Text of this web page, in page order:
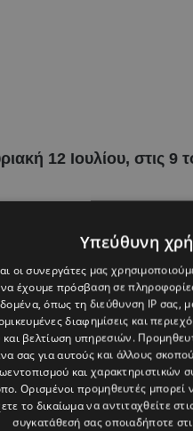
12 Ιουλίου, στις 9
Υπεύθυνη
οι συνεργάτες μας
να έχουμε πρόσβαση σε
όπως τη διεύθυνση IP σας,
διαφημίσεις και
και βελτίωση υπηρεσιών.
σας για αυτούς και άλλους
και χαρακτηριστικών
Ορισμένοι προμηθευτές μπορεί
το δικαίωμα να αντιταχθείτε
συγκατάθεσή σας οποιαδήποτε